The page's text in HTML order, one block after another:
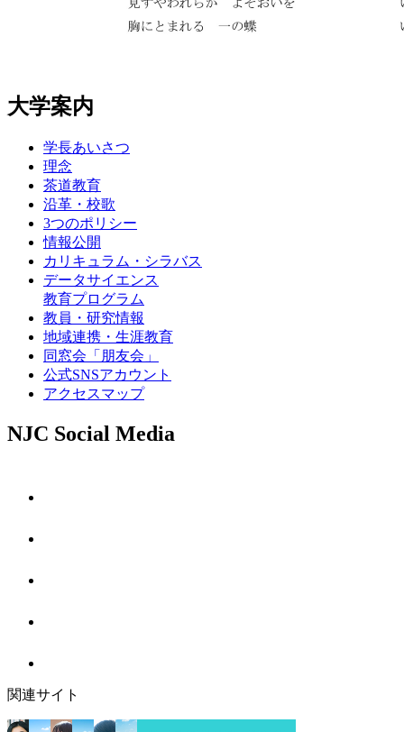
大学案内
学長あいさつ
理念
茶道教育
沿革・校歌
3つのポリシー
情報公開
カリキュラム・シラバス
データサイエンス
教育プログラム
教員・研究情報
地域連携・生涯教育
同窓会「朋友会」
公式SNSアカウント
アクセスマップ
NJC Social Media
関連サイト